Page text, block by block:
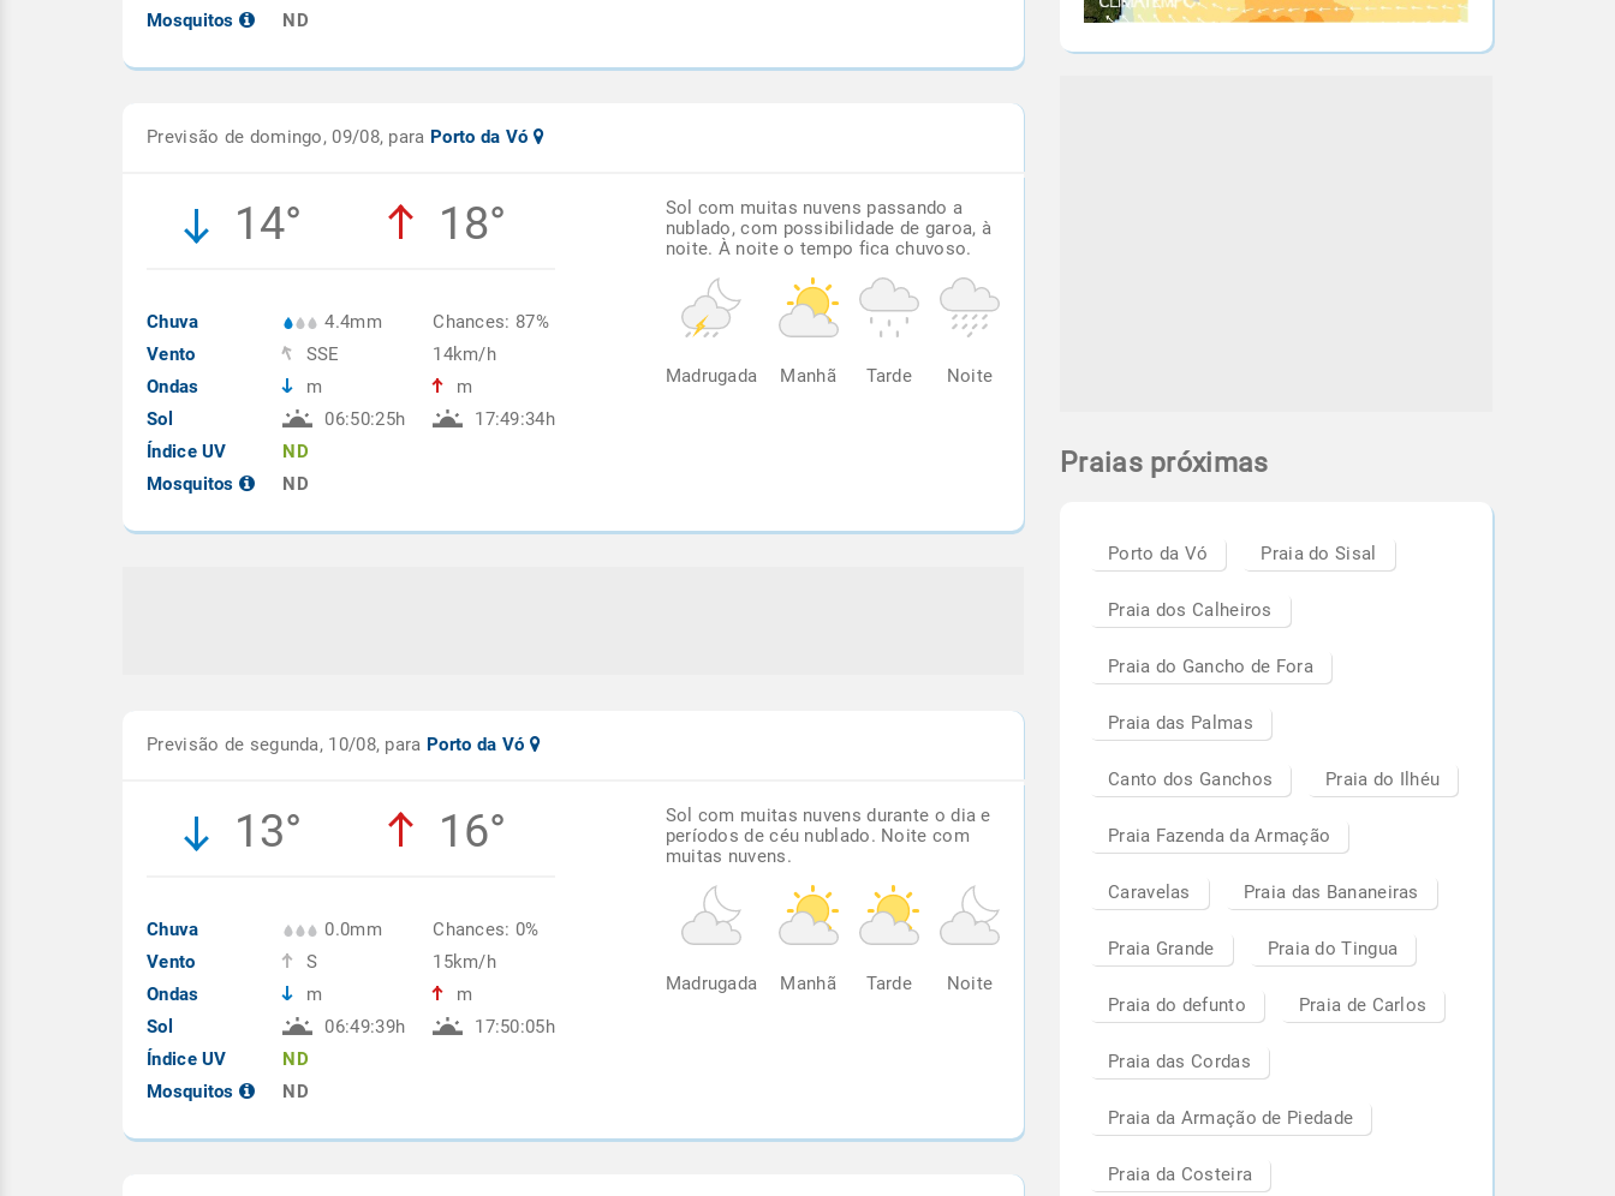
Mosquitos
ND
Previsão de domingo, 09/08, para Porto da Vó
14° 18°
Chuva
Vento
Ondas
Sol
Índice UV
Mosquitos
4.4mm
SSE
m
06:50:25h
ND
ND
Chances: 87%
14km/h
m
17:49:34h
Sol com muitas nuvens passando a
nublado, com possibilidade de garoa, à
noite. À noite o tempo fica chuvoso.
Madrugada Manhã Tarde Noite
Previsão de segunda, 10/08, para Porto da Vó
13° 16°
Chuva
Vento
Ondas
Sol
Índice UV
Mosquitos
0.0mm
S
m
06:49:39h
ND
ND
Chances: 0%
15km/h
m
17:50:05h
Sol com muitas nuvens durante o dia e
períodos de céu nublado. Noite com
muitas nuvens.
Madrugada Manhã Tarde Noite
Praias próximas
Porto da Vó Praia do Sisal
Praia dos Calheiros
Praia do Gancho de Fora
Praia das Palmas
Canto dos Ganchos Praia do Ilhéu
Praia Fazenda da Armação
Caravelas Praia das Bananeiras
Praia Grande Praia do Tingua
Praia do defunto Praia de Carlos
Praia das Cordas
Praia da Armação de Piedade
Praia da Costeira